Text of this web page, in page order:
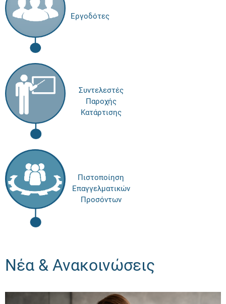
Εργοδότες
Συντελεστές
Παροχής
Κατάρτισης
Πιστοποίηση
Επαγγελματικών
Προσόντων
Νέα & Ανακοινώσεις